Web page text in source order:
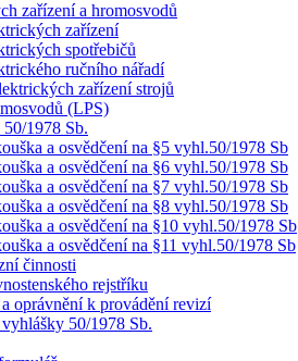
zařízení a hromosvodů
zařízení
spotřebičů
ručního nářadí
zařízení strojů
(LPS)
1978 Sb.
a osvědčení na §5 vyhl.50/1978 Sb
a osvědčení na §6 vyhl.50/1978 Sb
a osvědčení na §7 vyhl.50/1978 Sb
a osvědčení na §8 vyhl.50/1978 Sb
a osvědčení na §10 vyhl.50/1978 Sb
a osvědčení na §11 vyhl.50/1978 Sb
činnosti
rejstříku
oprávnění k provádění revizí
50/1978 Sb.